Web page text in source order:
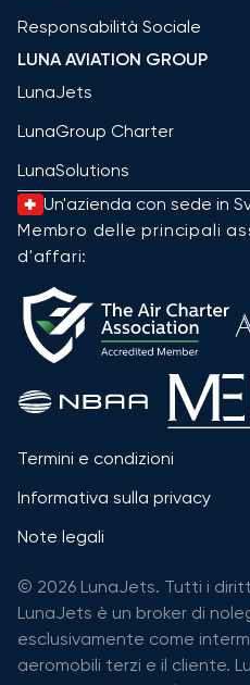
Responsabilità Sociale
LUNA AVIATION GROUP
LunaJets
LunaGroup Charter
LunaSolutions
Un'azienda con sede in
Membro delle principali
d'affari:
Termini e condizioni
Informativa sulla privacy
Note legali
© 2026 LunaJets. Tutti i
LunaJets è un broker di
esclusivamente come
aeromobili terzi e il cliente.